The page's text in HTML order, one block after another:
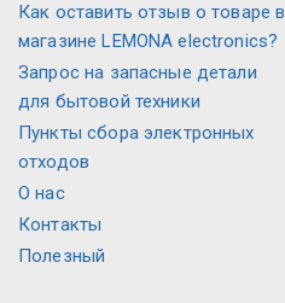
Как оставить отзыв о товаре в
магазине LEMONA electronics?
Запрос на запасные детали
для бытовой техники
Пункты сбора электронных
отходов
О нас
Контакты
Полезный